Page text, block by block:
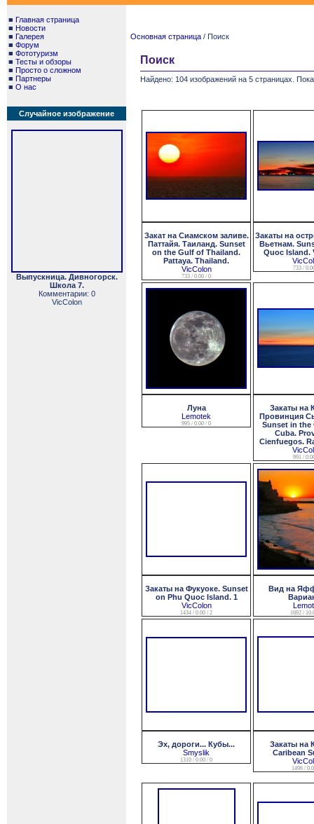
■ Главная страница
■ Новости
■ Галерея
■ Форум
■ Фототуризм
■ Тесты и обзоры
■ Просто о сложном
■ Партнеры
■ О нас
Случайное изображение
Выпускница. Дивногорск.
Школа 7.
Комментарии: 0
VicColon
Основная страница / Поиск
Поиск
Найдено: 104 изображений на 5 страницах.
Закат на Сиамском заливе.
Паттайя. Таиланд. Sunset
on the Gulf of Thailand.
Pattaya. Thailand.
VicColon
733 / 0.00 / 0
Закаты на
Вьетнам.
Quoc Island.
733 /
Луна
Lemotek
995 / 0.00 / 0
Закаты на
Провинция
Sunset in the
Cuba.
Cienfuegos.
991 /
Закаты на Фукуоке. Sunset
on Phu Quoc Island. 1
VicColon
1434 / 0.00 / 2
Вид на
1692 /
Эх, дороги... Кубы...
Smyslik
1310 / 0.00 / 0
Закаты на
Caribean
1496 /